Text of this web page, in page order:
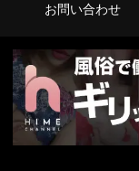
お問い合わせ